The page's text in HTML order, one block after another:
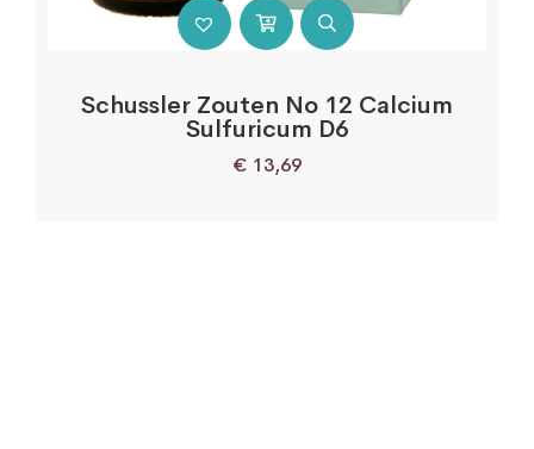
Schussler Zouten No 12 Calcium
Sulfuricum D6
€ 13,69